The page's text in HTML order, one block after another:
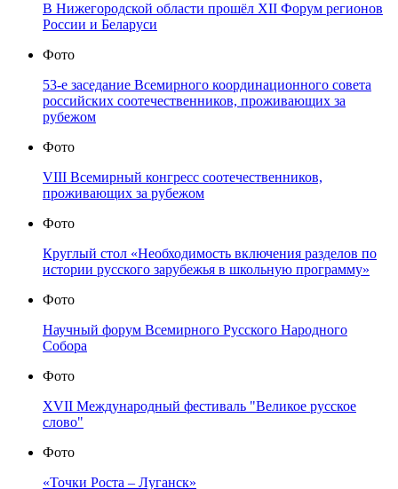
В Нижегородской области прошёл XII Форум регионов
России и Беларуси
Фото
53-е заседание Всемирного координационного совета
российских соотечественников, проживающих за
рубежом
Фото
VIII Всемирный конгресс соотечественников,
проживающих за рубежом
Фото
Круглый стол «Необходимость включения разделов по
истории русского зарубежья в школьную программу»
Фото
Научный форум Всемирного Русского Народного
Собора
Фото
XVII Международный фестиваль "Великое русское
слово"
Фото
«Точки Роста – Луганск»